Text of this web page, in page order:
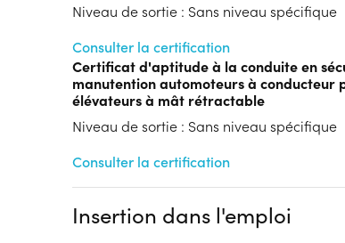
Niveau de sortie : Sans niveau spécifique
Consulter la certification
Certificat d'aptitude à la conduite en
manutention automoteurs à conducteur
élévateurs à mât rétractable
Niveau de sortie : Sans niveau spécifique
Consulter la certification
Insertion dans l'emploi